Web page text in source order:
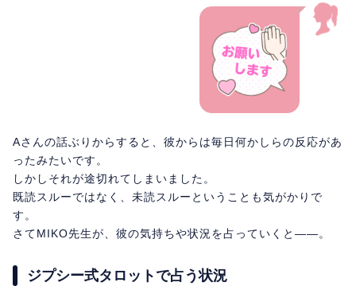
Aさんの話ぶりからすると、彼からは毎日何かしらの反応があ
ったみたいです。
しかしそれが途切れてしまいました。
既読スルーではなく、未読スルーということも気がかりで
す。
さてMIKO先生が、彼の気持ちや状況を占っていくと――。
ジプシー式タロットで占う状況